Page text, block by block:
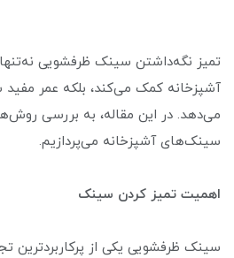
تمیز نگه‌داشتن سینک ظرفشویی
آشپزخانه کمک می‌کند، بلکه عمر مفید
می‌دهد. در این مقاله، به بررسی
سینک‌های آشپزخانه می‌پردازیم.
اهمیت تمیز کردن سینک
سینک ظرفشویی یکی از پرکاربردترین